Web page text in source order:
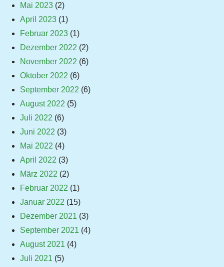
Mai 2023 (2)
April 2023 (1)
Februar 2023 (1)
Dezember 2022 (2)
November 2022 (6)
Oktober 2022 (6)
September 2022 (6)
August 2022 (5)
Juli 2022 (6)
Juni 2022 (3)
Mai 2022 (4)
April 2022 (3)
März 2022 (2)
Februar 2022 (1)
Januar 2022 (15)
Dezember 2021 (3)
September 2021 (4)
August 2021 (4)
Juli 2021 (5)